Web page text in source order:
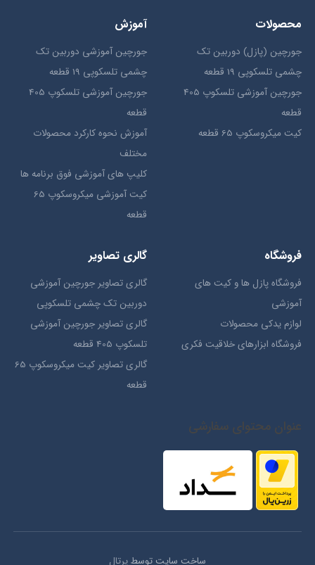
محصولات
جورچین (پازل) دوربین تک
چشمی تلسکوپی 19 قطعه
جورچین آموزشی تلسکوپ 405
قطعه
کیت میکروسکوپ 65 قطعه
آموزش
جورچین آموزشی دوربین تک
چشمی تلسکوپی 19 قطعه
جورچین آموزشی تلسکوپ 405
قطعه
آموزش نحوه کارکرد محصولات
مختلف
کلیپ های آموزشی فوق برنامه ها
کیت آموزشی میکروسکوپ 65
قطعه
فروشگاه
فروشگاه پازل ها و کیت های
آموزشی
لوازم یدکی محصولات
فروشگاه ابزارهای خلاقیت فکری
گالری تصاویر
گالری تصاویر جورچین آموزشی
دوربین تک چشمی تلسکوپی
گالری تصاویر جورچین آموزشی
تلسکوپ 405 قطعه
گالری تصاویر کیت میکروسکوپ 65
قطعه
عنوان محتوای سفارشی
ساخت سایت توسطپرتال